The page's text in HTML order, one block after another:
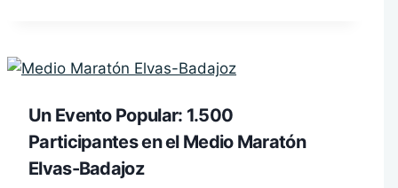
Un Evento Popular: 1.500
Participantes en el Medio Maratón
Elvas-Badajoz